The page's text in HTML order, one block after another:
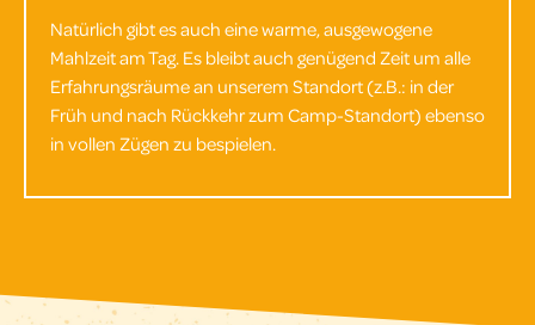
Natürlich gibt es auch eine warme, ausgewogene
Mahlzeit am Tag. Es bleibt auch genügend Zeit um alle
Erfahrungsräume an unserem Standort (z.B.: in der
Früh und nach Rückkehr zum Camp-Standort) ebenso
in vollen Zügen zu bespielen.